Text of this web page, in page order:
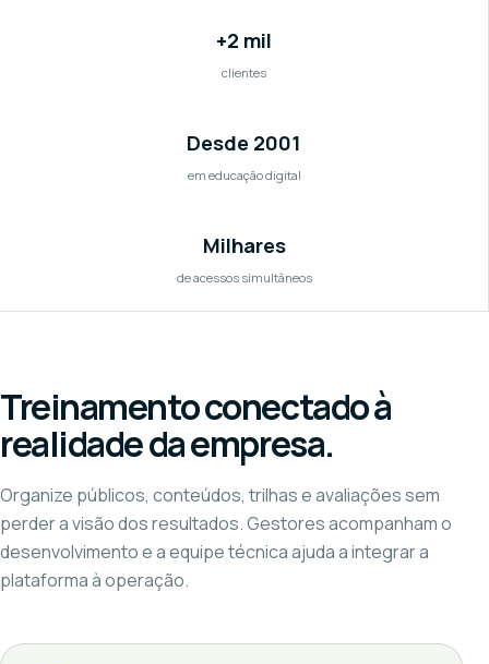
+2 mil
clientes
Desde 2001
em educação digital
Milhares
de acessos simultâneos
Treinamento conectado à
realidade da empresa.
Organize públicos, conteúdos, trilhas e avaliações sem
perder a visão dos resultados. Gestores acompanham o
desenvolvimento e a equipe técnica ajuda a integrar a
plataforma à operação.